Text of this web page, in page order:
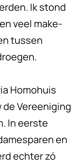
Ik stond
veel make-
tussen
Homohuis
de Vereeniging
In eerste
en
echter zó